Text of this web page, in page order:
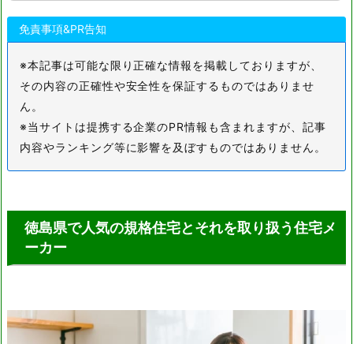
徳島県 香川県
愛媛県 高知県
長崎県 熊本県
鹿児島県 沖縄県
免責事項&PR告知
※本記事は可能な限り正確な情報を掲載しておりますが、
その内容の正確性や安全性を保証するものではありませ
ん。
※当サイトは提携する企業のPR情報も含まれますが、記事
内容やランキング等に影響を及ぼすものではありません。
徳島県で人気の規格住宅とそれを取り扱う住宅メ
ーカー